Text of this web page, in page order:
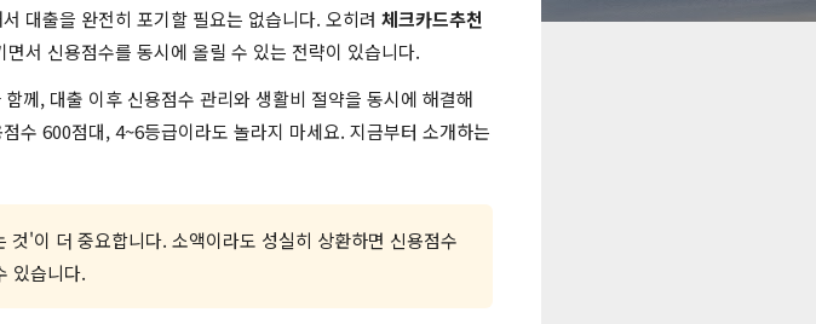
대출을 완전히 포기할 필요는 없습니다. 오히려 체크카드추천
면서 신용점수를 동시에 올릴 수 있는 전략이 있습니다.
께, 대출 이후 신용점수 관리와 생활비 절약을 동시에 해결해
수 600점대, 4~6등급이라도 놀라지 마세요. 지금부터 소개하는
'이 더 중요합니다. 소액이라도 성실히 상환하면 신용점수
있습니다.